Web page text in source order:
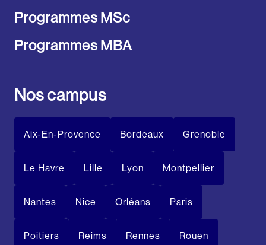
Programmes MSc
Programmes MBA
Nos campus
Aix-En-Provence Bordeaux Grenoble
Le Havre Lille Lyon Montpellier
Nantes Nice Orléans Paris
Poitiers Reims Rennes Rouen